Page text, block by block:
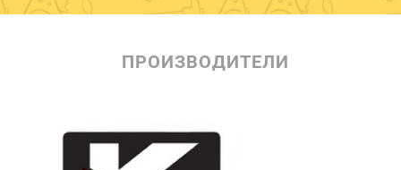
ПРОИЗВОДИТЕЛИ